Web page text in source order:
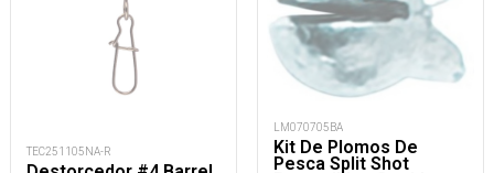
TEC251105NA-R
LM070705BA
Kit De Plomos De
Pesca Split Shot